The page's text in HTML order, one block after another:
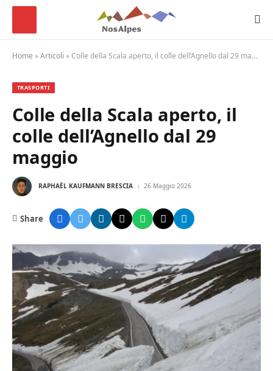
Home »Articoli »Colle della Scala aperto, il colle dell’Agnello dal 29 maggio
TRASPORTI
Colle della Scala aperto, il
colle dell’Agnello dal 29
maggio
RAPHAËL KAUFMANN BRESCIA 26 Maggio 2026
Share